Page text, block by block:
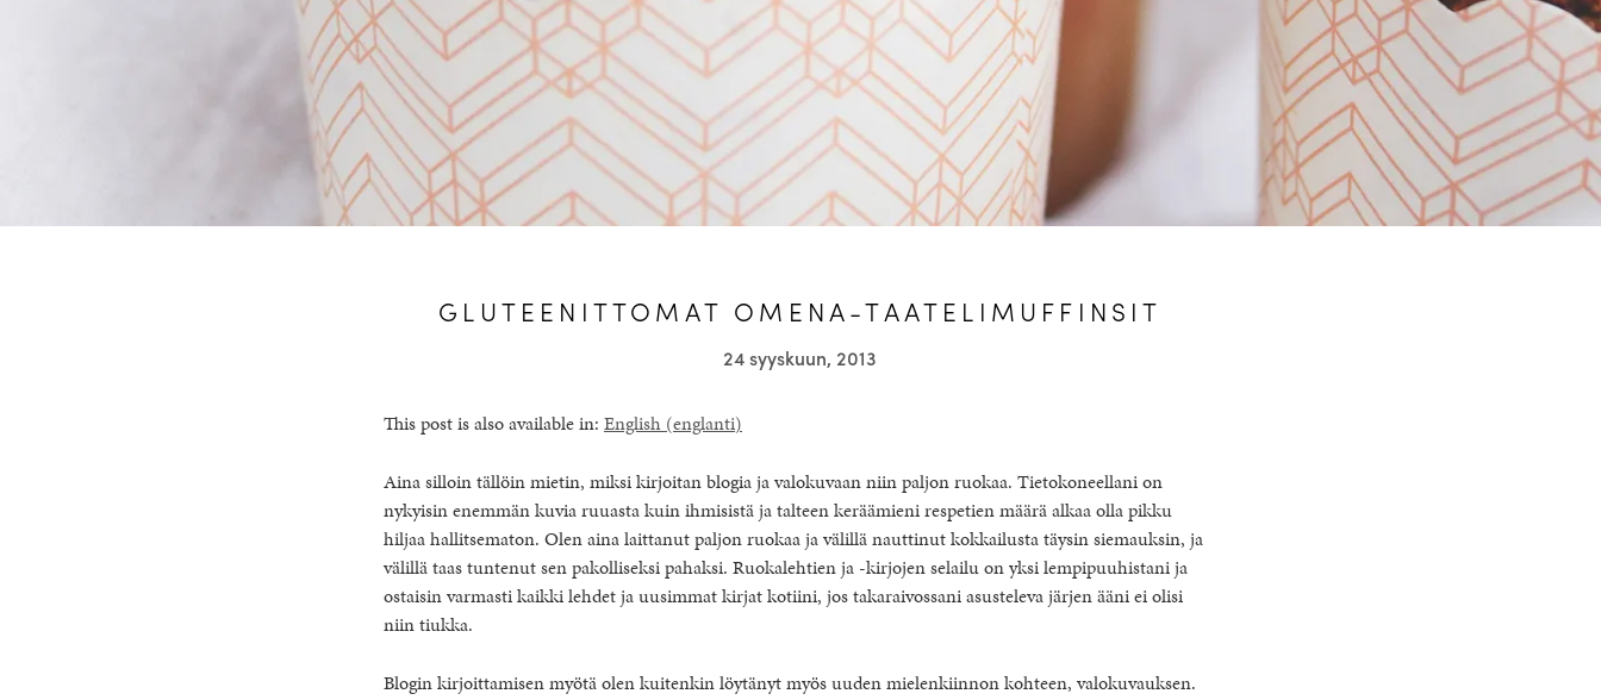
GLUTEENITTOMAT OMENA-TAATELIMUFFINSIT
24 syyskuun, 2013
This post is also available in: English(englanti)
Aina silloin tällöin mietin, miksi kirjoitan blogia ja valokuvaan niin paljon ruokaa. Tietokoneellani on
nykyisin enemmän kuvia ruuasta kuin ihmisistä ja talteen keräämieni respetien määrä alkaa olla pikku
hiljaa hallitsematon. Olen aina laittanut paljon ruokaa ja välillä nauttinut kokkailusta täysin siemauksin, ja
välillä taas tuntenut sen pakolliseksi pahaksi. Ruokalehtien ja -kirjojen selailu on yksi lempipuuhistani ja
ostaisin varmasti kaikki lehdet ja uusimmat kirjat kotiini, jos takaraivossani asusteleva järjen ääni ei olisi
niin tiukka.
Blogin kirjoittamisen myötä olen kuitenkin löytänyt myös uuden mielenkiinnon kohteen, valokuvauksen.